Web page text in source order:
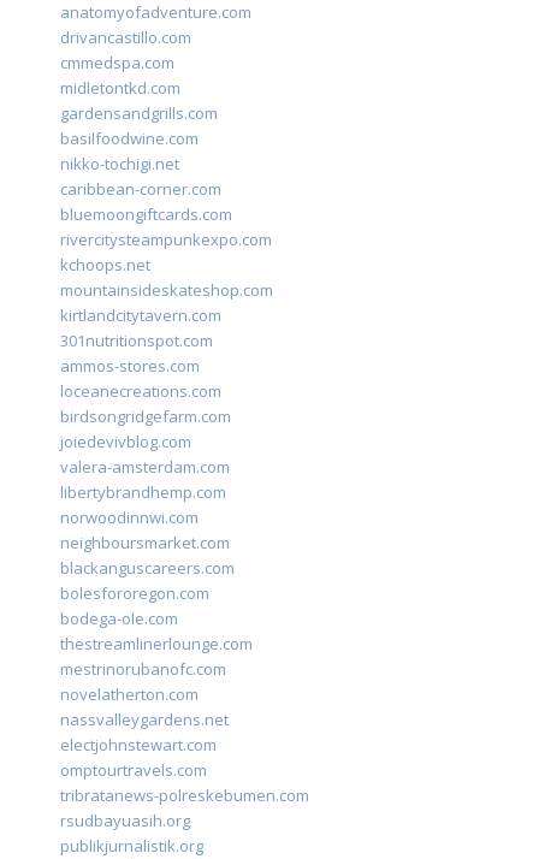
anatomyofadventure.com
drivancastillo.com
cmmedspa.com
midletontkd.com
gardensandgrills.com
basilfoodwine.com
nikko-tochigi.net
caribbean-corner.com
bluemoongiftcards.com
rivercitysteampunkexpo.com
kchoops.net
mountainsideskateshop.com
kirtlandcitytavern.com
301nutritionspot.com
ammos-stores.com
loceanecreations.com
birdsongridgefarm.com
joiedevivblog.com
valera-amsterdam.com
libertybrandhemp.com
norwoodinnwi.com
neighboursmarket.com
blackanguscareers.com
bolesfororegon.com
bodega-ole.com
thestreamlinerlounge.com
mestrinorubanofc.com
novelatherton.com
nassvalleygardens.net
electjohnstewart.com
omptourtravels.com
tribratanews-polreskebumen.com
rsudbayuasih.org
publikjurnalistik.org